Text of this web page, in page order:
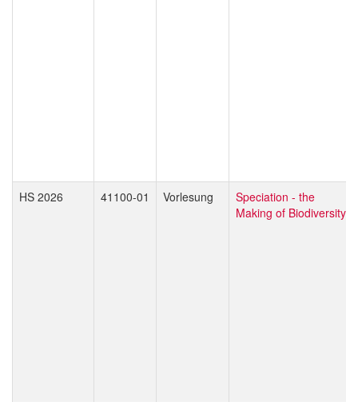
HS 2026 41100-01 Vorlesung
Speciation - the
Making of Biodiversity